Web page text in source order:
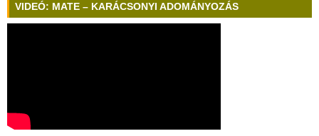
VIDEÓ: MATE – KARÁCSONYI ADOMÁNYOZÁS